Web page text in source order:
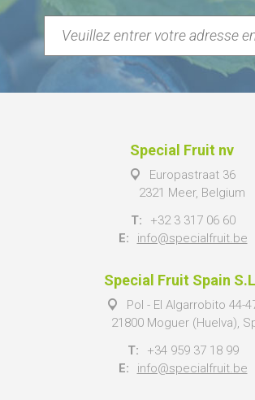
Special Fruit nv
Europastraat 36
2321 Meer, Belgium
T:
+32 3 317 06 60
E:
info@specialfruit.be
Special Fruit Spain
Pol - El Algarrobito 44-
21800 Moguer (Huelva),
T:
+34 959 37 18 99
E:
info@specialfruit.be